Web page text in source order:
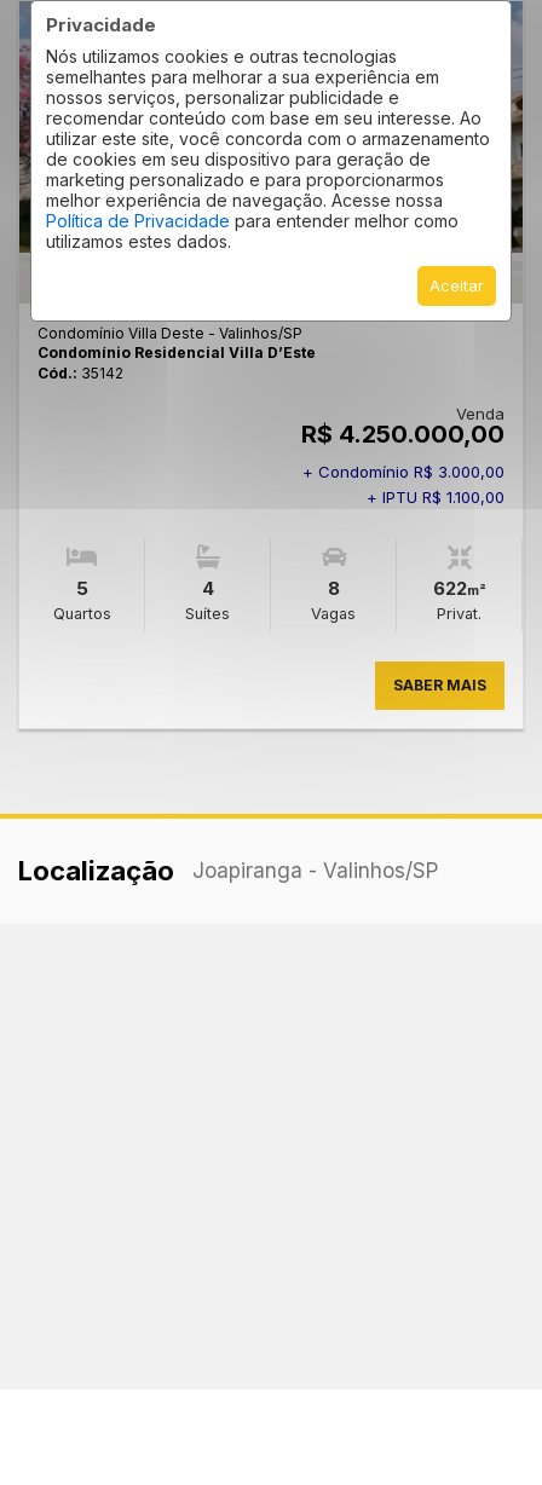
Privacidade
Nós utilizamos cookies e outras tecnologias
semelhantes para melhorar a sua experiência em
nossos serviços, personalizar publicidade e
recomendar conteúdo com base em seu interesse. Ao
utilizar este site, você concorda com o armazenamento
de cookies em seu dispositivo para geração de
marketing personalizado e para proporcionarmos
melhor experiência de navegação. Acesse nossa
Política de Privacidade para entender melhor como
utilizamos estes dados.
Aceitar
CASA EM CONDOMÍNIO 5 QUARTOS CONDOMÍNIO VILLA DESTE
Condomínio Villa Deste - Valinhos/SP
Condomínio Residencial Villa D’Este
Cód.: 35142
Venda
R$ 4.250.000,00
+ Condomínio R$ 3.000,00
+ IPTU R$ 1.100,00
5
Quartos
4
Suítes
8
Vagas
622m²
Privat.
SABER MAIS
Localização Joapiranga - Valinhos/SP